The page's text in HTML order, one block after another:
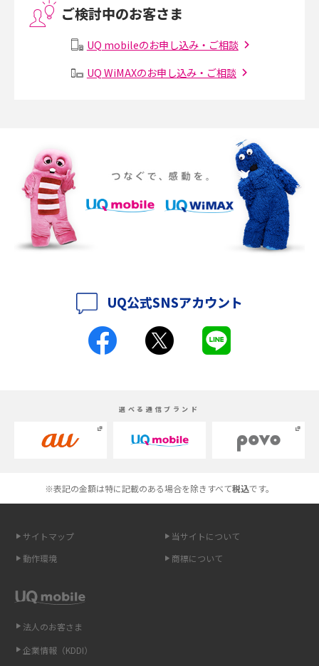
Threads（スレッズ）とは？主な機能や登録方法、投稿の仕方を解説
Instagram（インスタグラム）でスクショするとバレる？バレるケースや撮
iPhone 16eとiPhone SE（第3世代）の違いは？サイズやスペックを比較し
て解説
iPhone 16eとiPhone 14を徹底比較！スペック・機能の違いをわかりやすく
紹介
iPhone 16とiPhone 15の違いは？カメラ・スペック・機能を徹底比較
iPhoneの機種変更のやり方は？事前準備・手順やデータ移行方法をわかり
Androidスマホとは？特徴やメリット・デメリット、おススメ機種を紹介
高校生にスマホ制限は必要？所持率やメリット・デメリットを詳しく紹介
トを解説
LINEの通知がこない時の原因と対処法9選！設定の確認手順も解説
ご検討中のお客さま
UQ mobileのお申し込み・ご相談
UQ WiMAXのお申し込み・ご相談
UQ公式SNSアカウント
選べる通信ブランド
※表記の金額は特に記載のある場合を除きすべて税込です。
サイトマップ
当サイトについて
動作環境
商標について
法人のお客さま
企業情報（KDDI）